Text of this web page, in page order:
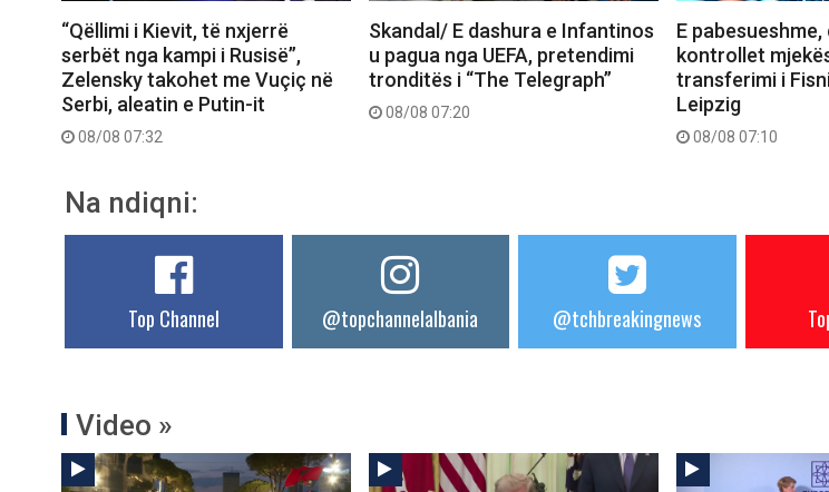
“Qëllimi i Kievit, të nxjerrë
serbët nga kampi i Rusisë”,
Zelensky takohet me Vuçiç në
Serbi, aleatin e Putin-it
08/08 07:32
Skandal/ E dashura e Infantinos
u pagua nga UEFA, pretendimi
tronditës i “The Telegraph”
08/08 07:20
E
kontrollet
transferimi i
Leipzig
08/08 07:10
Na ndiqni:
Top Channel @topchannelalbania @tchbreakingnews
Video »